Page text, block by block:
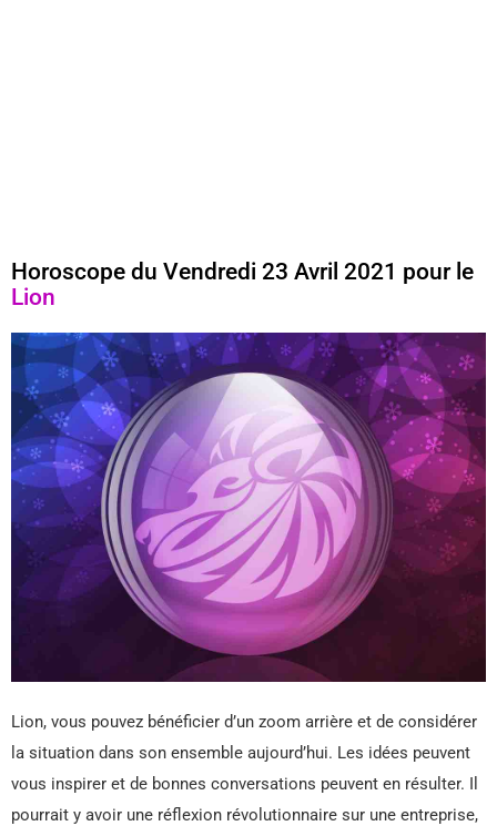
Horoscope du Vendredi 23 Avril 2021 pour le
Lion
Lion, vous pouvez bénéficier d’un zoom arrière et de considérer
la situation dans son ensemble aujourd’hui. Les idées peuvent
vous inspirer et de bonnes conversations peuvent en résulter. Il
pourrait y avoir une réflexion révolutionnaire sur une entreprise,